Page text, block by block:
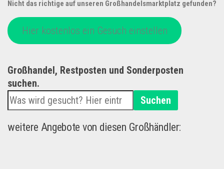
Nicht das richtige auf unseren Großhandelsmarktplatz gefunden?
Hier kostenlos ein Gesuch einstellen
Großhandel, Restposten und Sonderposten
suchen.
Suchen
weitere Angebote von diesen Großhändler: